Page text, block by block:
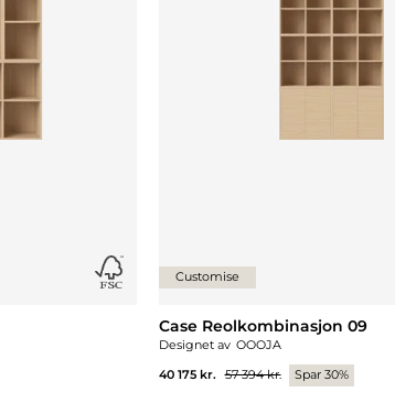
Customise
Case Reolkombinasjon 09
Designet av OOOJA
40 175 kr. 57 394 kr. Spar 30%